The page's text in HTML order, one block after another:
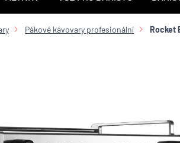
Pákové kávovary profesionální Rocket